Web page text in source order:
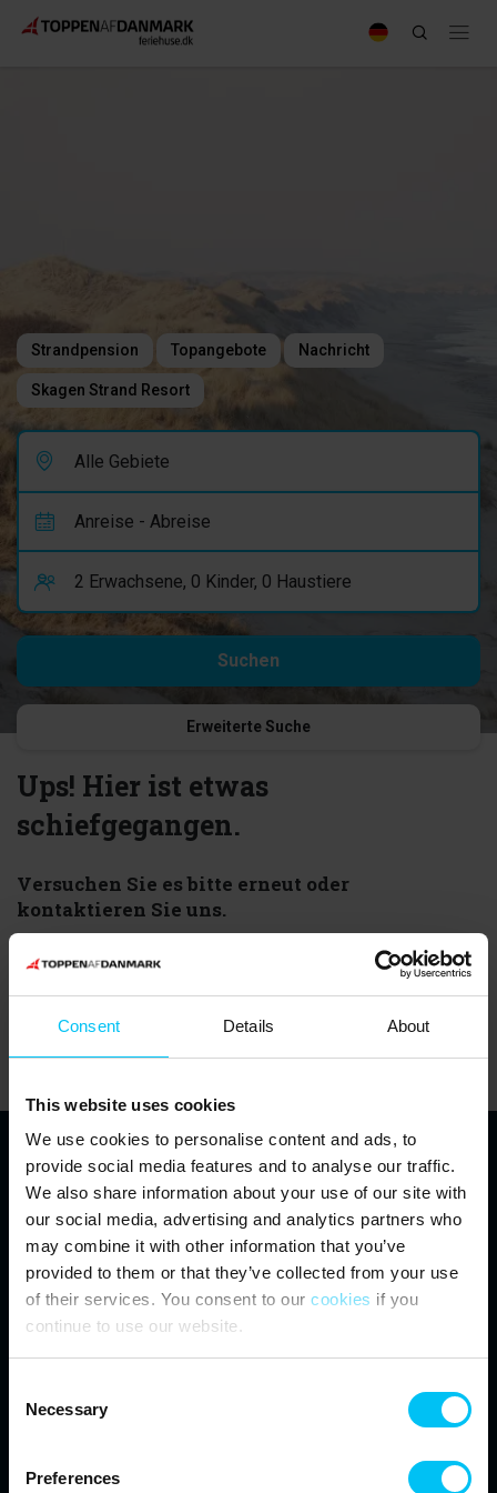
Consent Details About
This website uses cookies
We use cookies to personalise content and ads, to
provide social media features and to analyse our traffic.
We also share information about your use of our site with
our social media, advertising and analytics partners who
may combine it with other information that you’ve
provided to them or that they’ve collected from your use
of their services. You consent to our cookies if you
continue to use our website.
Selection
Necessary
Preferences
Strandpension Topangebote Nachricht
Skagen Strand Resort
Erweiterte Suche
Ups! Hier ist etwas
schiefgegangen.
Versuchen Sie es bitte erneut oder
kontaktieren Sie uns.
Starten Sie eine neue Suche oder nutzen Sie einen dieser Links:
Startseite
Toppen af Danmark
Vestre Strandvej 10
DK-9990 Skagen
info@feriehuse.dk
+45 98 48 86 55